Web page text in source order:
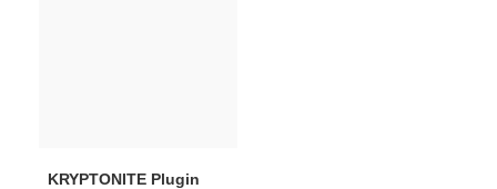
KRYPTONITE Plugin